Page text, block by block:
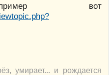
вот
умирает... и рождается